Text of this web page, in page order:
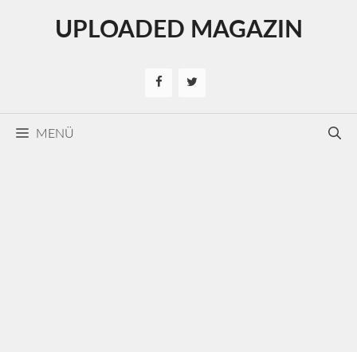
UPLOADED MAGAZIN
MENÜ